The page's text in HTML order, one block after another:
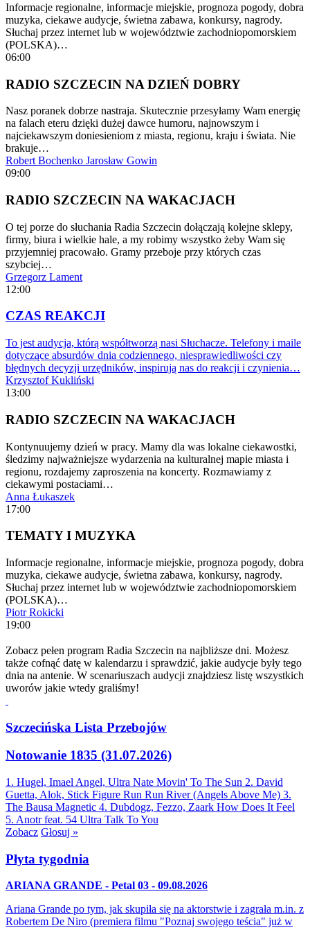
Informacje regionalne, informacje miejskie, prognoza pogody, dobra
muzyka, ciekawe audycje, świetna zabawa, konkursy, nagrody.
Słuchaj przez internet lub w województwie zachodniopomorskiem
(POLSKA)…
06:00
RADIO SZCZECIN NA DZIEŃ DOBRY
Nasz poranek dobrze nastraja. Skutecznie przesyłamy Wam energię
na falach eteru dzięki dużej dawce humoru, najnowszym i
najciekawszym doniesieniom z miasta, regionu, kraju i świata. Nie
brakuje…
Robert Bochenko Jarosław Gowin
09:00
RADIO SZCZECIN NA WAKACJACH
O tej porze do słuchania Radia Szczecin dołączają kolejne sklepy,
firmy, biura i wielkie hale, a my robimy wszystko żeby Wam się
przyjemniej pracowało. Gramy przeboje przy których czas
szybciej…
Grzegorz Lament
12:00
CZAS REAKCJI
To jest audycja, którą współtworzą nasi Słuchacze. Telefony i maile
dotyczące absurdów dnia codziennego, niesprawiedliwości czy
błędnych decyzji urzędników, inspirują nas do reakcji i czynienia…
Krzysztof Kukliński
13:00
RADIO SZCZECIN NA WAKACJACH
Kontynuujemy dzień w pracy. Mamy dla was lokalne ciekawostki,
śledzimy najważniejsze wydarzenia na kulturalnej mapie miasta i
regionu, rozdajemy zaproszenia na koncerty. Rozmawiamy z
ciekawymi postaciami…
Anna Łukaszek
17:00
TEMATY I MUZYKA
Informacje regionalne, informacje miejskie, prognoza pogody, dobra
muzyka, ciekawe audycje, świetna zabawa, konkursy, nagrody.
Słuchaj przez internet lub w województwie zachodniopomorskiem
(POLSKA)…
Piotr Rokicki
19:00
Zobacz pełen program Radia Szczecin na najbliższe dni. Możesz
także cofnąć datę w kalendarzu i sprawdzić, jakie audycje były tego
dnia na antenie. W scenariuszach audycji znajdziesz listę wszystkich
uworów jakie wtedy graliśmy!
Szczecińska Lista Przebojów
Notowanie 1835 (31.07.2026)
1. Hugel, Imael Angel, Ultra Nate Movin' To The Sun 2. David
Guetta, Alok, Stick Figure Run Run River (Angels Above Me) 3.
The Bausa Magnetic 4. Dubdogz, Fezzo, Zaark How Does It Feel
5. Anotr feat. 54 Ultra Talk To You
Zobacz Głosuj »
Płyta tygodnia
ARIANA GRANDE - Petal 03 - 09.08.2026
Ariana Grande po tym, jak skupiła się na aktorstwie i zagrała m.in. z
Robertem De Niro (premiera filmu "Poznaj swojego teścia" już w